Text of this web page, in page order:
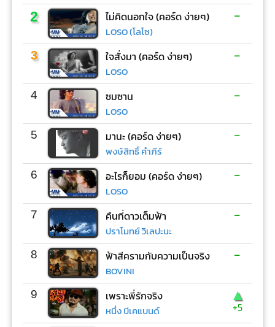
2 ไม่คิดนอกใจ (คอร์ด ง่ายๆ)
LOSO (โลโซ)
-
3 ใจสั่งมา (คอร์ด ง่ายๆ)
LOSO
-
4 ซมซาน
LOSO
-
5 มานะ (คอร์ด ง่ายๆ)
พงษ์สิทธิ์ คำภีร์
-
6 อะไรก็ยอม (คอร์ด ง่ายๆ)
LOSO
-
7 คืนที่ดาวเต็มฟ้า
ปราโมทย์ วิเลปะนะ
-
8 ฟ้าสีครามกับความเป็นจริง
BOVINI
-
9 เพราะพี่รักจริง
หนึ่ง บีเคแบนด์
▲
+5